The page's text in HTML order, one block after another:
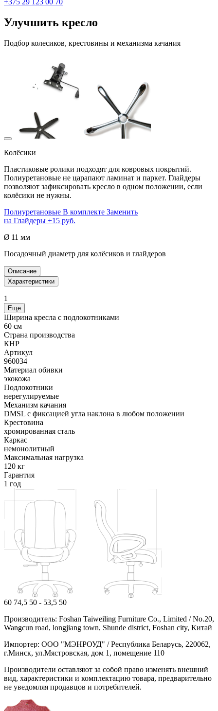
Улучшить кресло
Подбор колесиков, крестовины и механизма качания
Колёсики
Пластиковые ролики подходят для ковровых покрытий.
Полиуретановые не царапают ламинат и паркет. Глайдеры
позволяют зафиксировать кресло в одном положении, если
колёсики не нужны.
Полиуретановые В комплекте Заменить
на Глайдеры +15 руб.
Ø 11 мм
Посадочный диаметр для колёсиков и глайдеров
Описание
Характеристики
1
Еще
Ширина кресла с подлокотниками
60 см
Страна производства
КНР
Артикул
960034
Материал обивки
экокожа
Подлокотники
нерегулируемые
Механизм качания
DMSL с фиксацией угла наклона в любом положении
Крестовина
хромированная сталь
Каркас
немонолитный
Максимальная нагрузка
120 кг
Гарантия
1 год
60 74,5 50 - 53,5 50
Производитель: Foshan Taiweiling Furniture Co., Limited / No.20,
Wangcun road, longjiang town, Shunde district, Foshan city, Китай
Импортер: ООО "МЭНРОУД" / Республика Беларусь, 220062,
г.Минск, ул.Мястровская, дом 1, помещение 110
Производители оставляют за собой право изменять внешний
вид, характеристики и комплектацию товара, предварительно
не уведомляя продавцов и потребителей.